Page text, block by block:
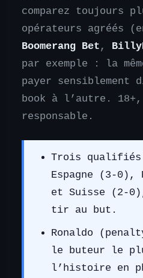
comparez toujours
opérateurs agréés
Boomerang Bet ,
par exemple : la
payer sensiblement
book à l’autre.
responsable.
Trois
Espagne (3-
et Suisse (2-
tir au but.
Ronaldo
le buteur le
l’histoire en